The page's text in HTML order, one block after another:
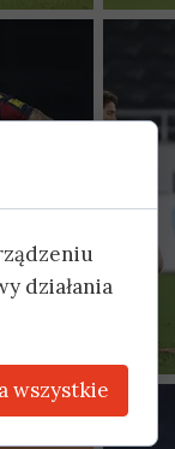
działania
wszystkie